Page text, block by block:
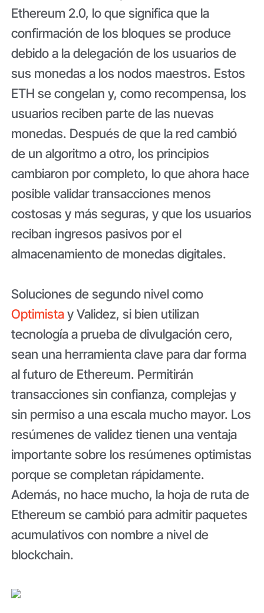
Ethereum 2.0, lo que significa que la
confirmación de los bloques se produce
debido a la delegación de los usuarios de
sus monedas a los nodos maestros. Estos
ETH se congelan y, como recompensa, los
usuarios reciben parte de las nuevas
monedas. Después de que la red cambió
de un algoritmo a otro, los principios
cambiaron por completo, lo que ahora hace
posible validar transacciones menos
costosas y más seguras, y que los usuarios
reciban ingresos pasivos por el
almacenamiento de monedas digitales.
Soluciones de segundo nivel como
Optimistay Validez, si bien utilizan
tecnología a prueba de divulgación cero,
sean una herramienta clave para dar forma
al futuro de Ethereum. Permitirán
transacciones sin confianza, complejas y
sin permiso a una escala mucho mayor. Los
resúmenes de validez tienen una ventaja
importante sobre los resúmenes optimistas
porque se completan rápidamente.
Además, no hace mucho, la hoja de ruta de
Ethereum se cambió para admitir paquetes
acumulativos con nombre a nivel de
blockchain.